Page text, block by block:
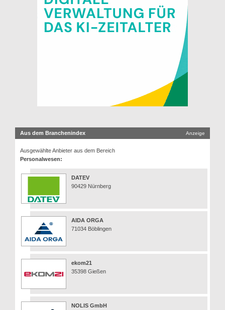
Aus dem Branchenindex Anzeige
Ausgewählte Anbieter aus dem Bereich
Personalwesen:
DATEV
90429 Nürnberg
AIDA ORGA
71034 Böblingen
ekom21
35398 Gießen
NOLIS GmbH